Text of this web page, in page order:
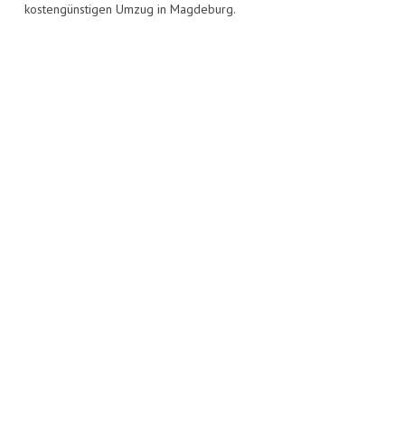
kostengünstigen Umzug in Magdeburg.